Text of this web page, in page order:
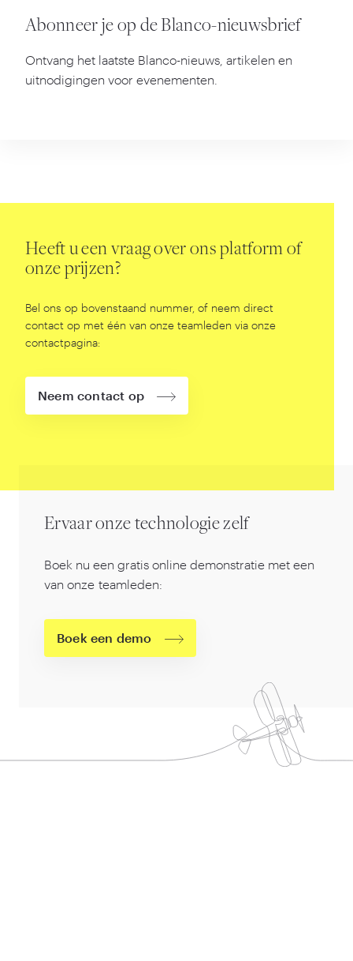
Abonneer je op de Blanco-nieuwsbrief
Ontvang het laatste Blanco-nieuws, artikelen en
uitnodigingen voor evenementen.
Heeft u een vraag over ons platform of
onze prijzen?
Bel ons op bovenstaand nummer, of neem direct
contact op met één van onze teamleden via onze
contactpagina:
Neem contact op
Ervaar onze technologie zelf
Boek nu een gratis online demonstratie met een
van onze teamleden:
Boek een demo